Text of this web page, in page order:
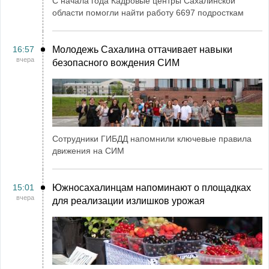
области помогли найти работу 6697 подросткам
16:57
вчера
Молодежь Сахалина оттачивает навыки
безопасного вождения СИМ
Сотрудники ГИБДД напомнили ключевые правила
движения на СИМ
15:01
вчера
Южносахалинцам напоминают о площадках
для реализации излишков урожая